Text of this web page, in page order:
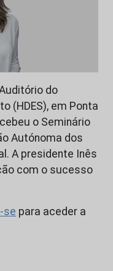
do
(HDES), em Ponta
o Seminário
Autónoma dos
A presidente Inês
com o sucesso
se para aceder a